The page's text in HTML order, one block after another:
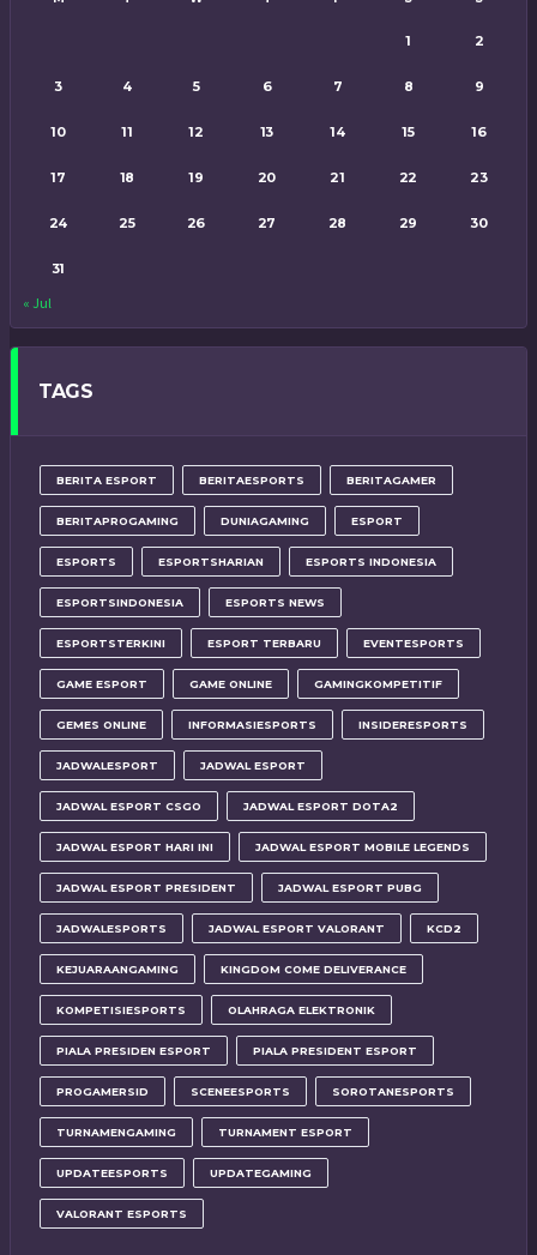
1 2
3 4 5 6 7 8 9
10 11 12 13 14 15 16
17 18 19 20 21 22 23
24 25 26 27 28 29 30
31
« Jul
TAGS
BERITA ESPORT BERITAESPORTS BERITAGAMER
BERITAPROGAMING DUNIAGAMING ESPORT
ESPORTS ESPORTSHARIAN ESPORTS INDONESIA
ESPORTSINDONESIA ESPORTS NEWS
ESPORTSTERKINI ESPORT TERBARU EVENTESPORTS
GAME ESPORT GAME ONLINE GAMINGKOMPETITIF
GEMES ONLINE INFORMASIESPORTS INSIDERESPORTS
JADWALESPORT JADWAL ESPORT
JADWAL ESPORT CSGO JADWAL ESPORT DOTA2
JADWAL ESPORT HARI INI JADWAL ESPORT MOBILE LEGENDS
JADWAL ESPORT PRESIDENT JADWAL ESPORT PUBG
JADWALESPORTS JADWAL ESPORT VALORANT KCD2
KEJUARAANGAMING KINGDOM COME DELIVERANCE
KOMPETISIESPORTS OLAHRAGA ELEKTRONIK
PIALA PRESIDEN ESPORT PIALA PRESIDENT ESPORT
PROGAMERSID SCENEESPORTS SOROTANESPORTS
TURNAMENGAMING TURNAMENT ESPORT
UPDATEESPORTS UPDATEGAMING
VALORANT ESPORTS